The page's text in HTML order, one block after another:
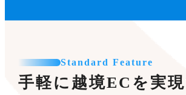
Standard Feature
手軽に越境ECを実